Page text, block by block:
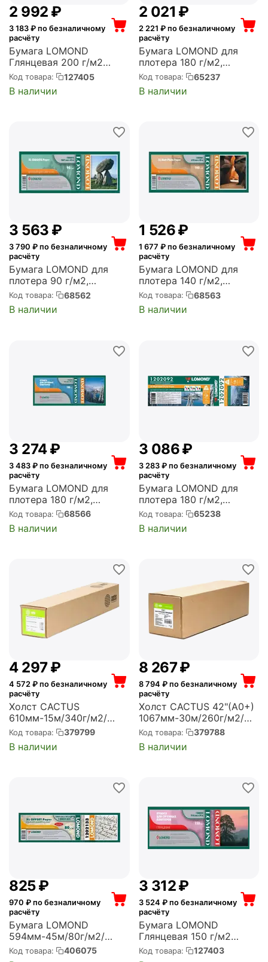
2 992 ₽
3 183 ₽ по безналичному
расчёту
Бумага LOMOND
Глянцевая 200 г/м2
(610*30*50) (1204021)
Код товара: 127405
В наличии
2 021 ₽
2 221 ₽ по безналичному
расчёту
Бумага LOMOND для
плотера 180 г/м2,
610мм*30м*50 матовая
(1202091)
Код товара: 65237
В наличии
3 563 ₽
3 790 ₽ по безналичному
расчёту
Бумага LOMOND для
плотера 90 г/м2,
1067мм*45м*50 матовая
для САПР и ГИС
(1202013)
Код товара: 68562
В наличии
1 526₽
1 677 ₽ по безналичному
расчёту
Бумага LOMOND для
плотера 140 г/м2,
610мм*30м*50 матовая
(1202081)
Код товара: 68563
В наличии
3 274₽
3 483 ₽ по безналичному
расчёту
Бумага LOMOND для
плотера 180 г/м2,
1067мм*30м*50 матовая
(1202093)
Код товара: 68566
В наличии
3 086₽
3 283₽ по безналичному
расчёту
Бумага LOMOND для
плотера 180 г/м2,
914мм*30м*50,8
матовая (1202092)
Код товара: 65238
В наличии
4 297₽
4 572 ₽ по безналичному
расчёту
Холст CACTUS
610мм-15м/340г/м2/
белый хлопок для
струйной печати
втулка:50.8мм (2") (CS-
Код товара: 379799
В наличии
8 267₽
8 794 ₽ по безналичному
расчёту
Холст CACTUS 42"(A0+)
1067мм-30м/260г/м2/
белый глянцевое
синтетика для струйной
печати втулка:50.8мм
Код товара: 379788
В наличии
‍825‍₽
970 ₽ по безналичному
расчёту
Бумага LOMOND
594мм-45м/80г/м2/
белый матовое для
струйной печати
Код товара: 406075
3 312₽
3 524 ₽ по безналичному
расчёту
Бумага LOMOND
Глянцевая 150 г/м2
(914*30*50,8) (1204032)
Код товара: 127403